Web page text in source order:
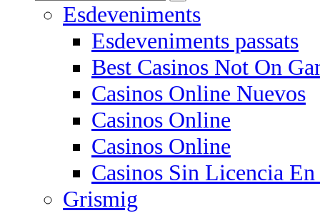
Esdeveniments
Esdeveniments passats
Best Casinos Not On
Casinos Online Nuevos
Casinos Online
Casinos Online
Casinos Sin Licencia En
Grismig